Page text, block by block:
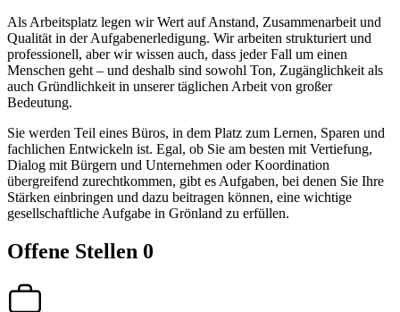
Als Arbeitsplatz legen wir Wert auf Anstand, Zusammenarbeit und
Qualität in der Aufgabenerledigung. Wir arbeiten strukturiert und
professionell, aber wir wissen auch, dass jeder Fall um einen
Menschen geht – und deshalb sind sowohl Ton, Zugänglichkeit als
auch Gründlichkeit in unserer täglichen Arbeit von großer
Bedeutung.
Sie werden Teil eines Büros, in dem Platz zum Lernen, Sparen und
fachlichen Entwickeln ist. Egal, ob Sie am besten mit Vertiefung,
Dialog mit Bürgern und Unternehmen oder Koordination
übergreifend zurechtkommen, gibt es Aufgaben, bei denen Sie Ihre
Stärken einbringen und dazu beitragen können, eine wichtige
gesellschaftliche Aufgabe in Grönland zu erfüllen.
Offene Stellen 0